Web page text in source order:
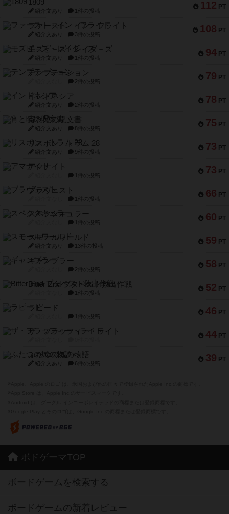
112 PT
1809
紹介文あり 1件の投稿
108 PT
ファースト・イン・フライト
紹介文あり 3件の投稿
94 PT
モズビ－ズ・レイダ－ズ
紹介文あり 1件の投稿
79 PT
テンプテーション
2件の投稿
78 PT
インドネシア
紹介文あり 2件の投稿
75 PT
宵と暁の呪文書
紹介文あり 8件の投稿
73 PT
リスボン・トラム 28
紹介文あり 9件の投稿
73 PT
アマナイト
1件の投稿
66 PT
ブラヴェスト
1件の投稿
60 PT
スペクタキュラー
1件の投稿
59 PT
スモールワールド
紹介文あり 13件の投稿
58 PT
ギャンブラー
2件の投稿
52 PT
Bitter End ブタペスト救出作戦
1件の投稿
46 PT
ラピード
1件の投稿
44 PT
ザ・フラッフィー・ライト
39 PT
ふたつの城の物語
紹介文あり 6件の投稿
ボドゲーマTOP
ボードゲームを検索する
ボードゲームの新着レビュー